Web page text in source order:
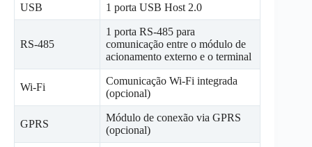
USB 1 porta USB Host 2.0
RS-485
1 porta RS-485 para
comunicação entre o módulo de
acionamento externo e o terminal
Wi-Fi
Comunicação Wi-Fi integrada
(opcional)
GPRS
Módulo de conexão via GPRS
(opcional)